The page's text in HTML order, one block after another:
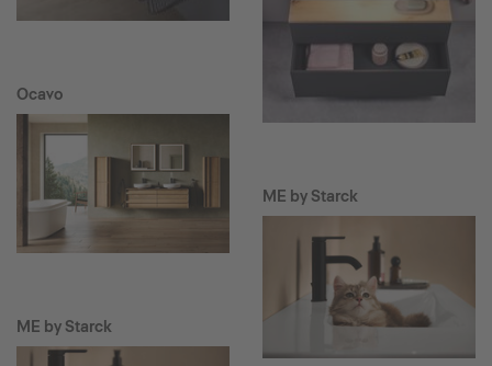
Ocavo
ME by Starck
ME by Starck